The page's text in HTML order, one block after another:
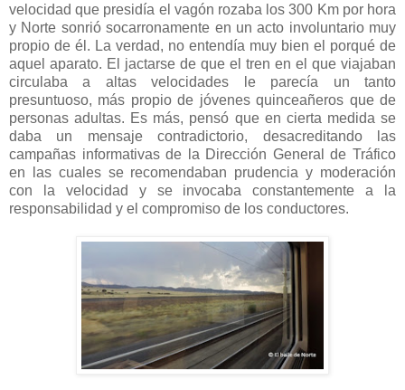
velocidad que presidía el vagón rozaba los 300 Km por hora
y Norte sonrió socarronamente en un acto involuntario muy
propio de él. La verdad, no entendía muy bien el porqué de
aquel aparato. El jactarse de que el tren en el que viajaban
circulaba a altas velocidades le parecía un tanto
presuntuoso, más propio de jóvenes quinceañeros que de
personas adultas. Es más, pensó que en cierta medida se
daba un mensaje contradictorio, desacreditando las
campañas informativas de la Dirección General de Tráfico
en las cuales se recomendaban prudencia y moderación
con la velocidad y se invocaba constantemente a la
responsabilidad y el compromiso de los conductores.